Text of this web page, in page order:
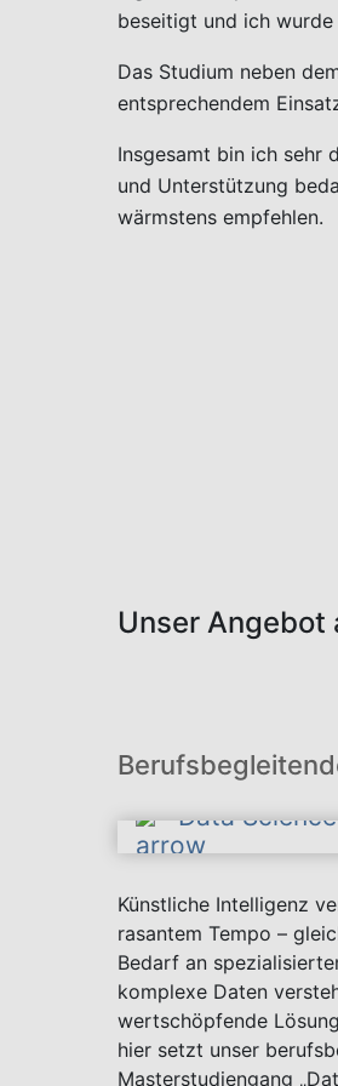
beseitigt und ich
Das Studium neben
entsprechendem
Insgesamt bin ich sehr
und Unterstützung
wärmstens empfehlen.
Unser
Data Science
Künstliche Intelligenz
rasantem Tempo –
Bedarf an
komplexe Daten
wertschöpfende
hier setzt unser
Masterstudiengang